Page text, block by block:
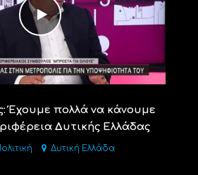
Έχουμε πολλά να κάνουμε
Δυτικής Ελλάδας
Δυτική Ελλάδα